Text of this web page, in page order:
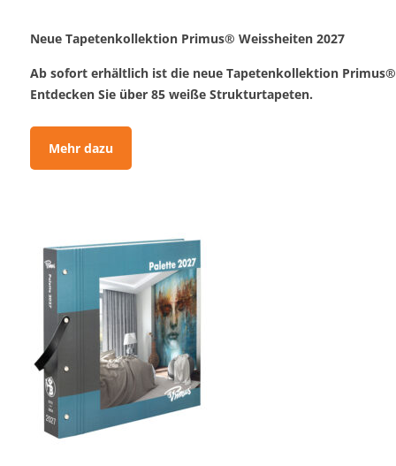
Neue Tapetenkollektion Primus® Weissheiten 2027
Ab sofort erhältlich ist die neue Tapetenkollektion Primus®
Entdecken Sie über 85 weiße Strukturtapeten.
Mehr dazu